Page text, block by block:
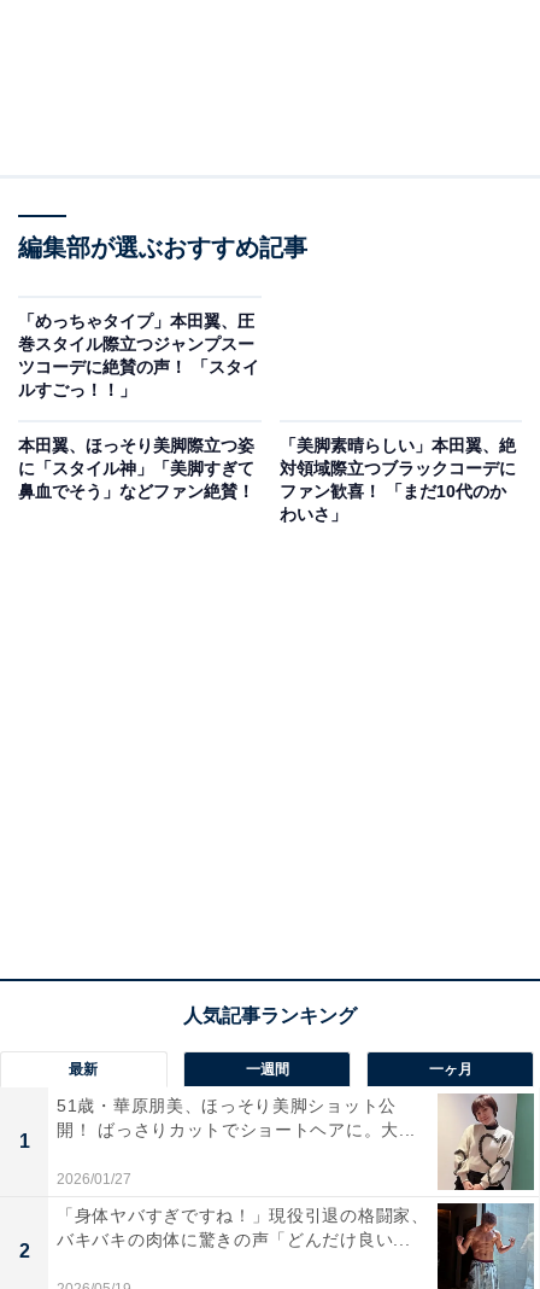
編集部が選ぶおすすめ記事
「めっちゃタイプ」本田翼、圧
巻スタイル際立つジャンプスー
ツコーデに絶賛の声！ 「スタイ
ルすごっ！！」
本田翼、ほっそり美脚際立つ姿
に「スタイル神」「美脚すぎて
鼻血でそう」などファン絶賛！
「美脚素晴らしい」本田翼、絶
対領域際立つブラックコーデに
ファン歓喜！ 「まだ10代のか
わいさ」
最新 一週間 一ヶ月
1
51歳・華原朋美、ほっそり美脚ショット公
開！ ばっさりカットでショートヘアに。大...
2026/01/27
2
「身体ヤバすぎですね！」現役引退の格闘家、
バキバキの肉体に驚きの声「どんだけ良い...